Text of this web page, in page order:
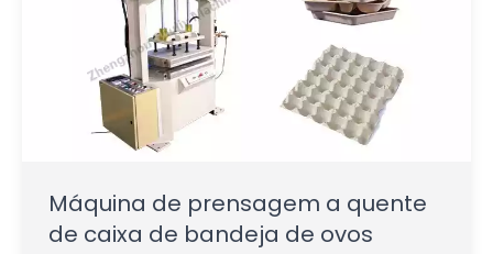
Máquina de prensagem a quente
de caixa de bandeja de ovos